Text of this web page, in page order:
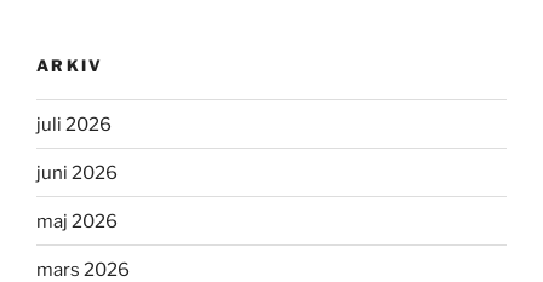
ARKIV
juli 2026
juni 2026
maj 2026
mars 2026